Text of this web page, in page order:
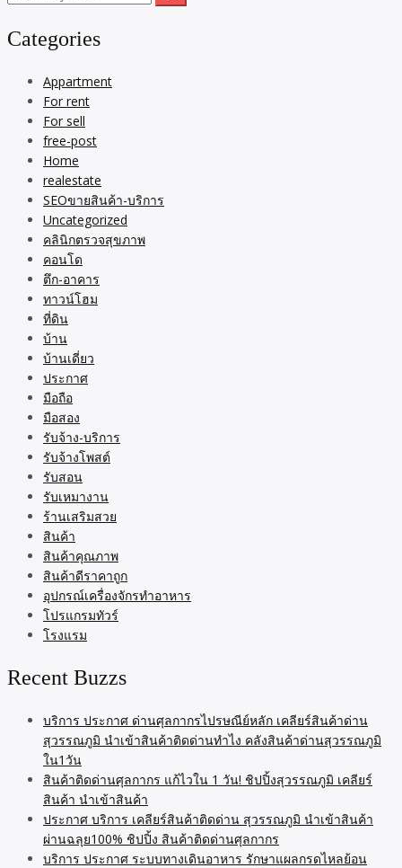
for:
Categories
Appartment
For rent
For sell
free-post
Home
realestate
SEOขายสินค้า-บริการ
Uncategorized
คลินิกตรวจสุขภาพ
คอนโด
ตึก-อาคาร
ทาวน์โฮม
ที่ดิน
บ้าน
บ้านเดี่ยว
ประกาศ
มือถือ
มือสอง
รับจ้าง-บริการ
รับจ้างโพสต์
รับสอน
รับเหมางาน
ร้านเสริมสวย
สินค้า
สินค้าคุณภาพ
สินค้าดีราคาถูก
อุปกรณ์เครื่องจักรทำอาหาร
โปรแกรมทัวร์
โรงแรม
Recent Buzzs
บริการ ประกาศ ด่านศุลกากรไปรษณีย์หลัก เคลียร์สินค้าด่าน
สุวรรณภูมิ นำเข้าสินค้าติดด่านทำไง คลังสินค้าด่านสุวรรณภูมิ
ใน1วัน
สินค้าติดด่านศุลกากร แก้ไวใน 1 วัน! ชิปปิ้งสุวรรณภูมิ เคลียร์
สินค้า นำเข้าสินค้า
ประกาศ บริการ เคลียร์สินค้าติดด่าน สุวรรณภูมิ นำเข้าสินค้า
ผ่านฉลุย100% ชิปปิ้ง สินค้าติดด่านศุลกากร
บริการ ประกาศ ระบบทางเดินอาหาร รักษาแผลกรดไหลย้อน